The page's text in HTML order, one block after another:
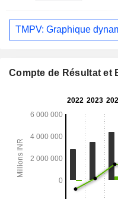
TMPV: Graphique
Compte de Résultat et